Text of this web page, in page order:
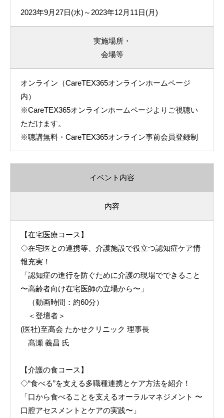
2023年9月27日(水)～2023年12月11日(月)
実施場所・
会場等
オンライン（CareTEX365オンラインホームページ
内）
※CareTEX365オンラインホームページよりご視聴い
ただけます。
※聴講無料・CareTEX365オンライン事前会員登録制
イベント内容
内容
【在宅医療コース】
◇在宅医との連携等、介護施設で役立つ認知症ケア情
報充実！
「認知症の進行を防ぐために介護の現場でできること
〜高齢者向け在宅医師の立場から〜」
（動画時間：約60分）
＜登壇者＞
(医社)至髙会 たかせクリニック 理事長
髙瀬 義昌 氏
【介護の食コース】
◇“食べる”を支える多職種連携とケア方法を紹介！
「口から食べることを支えるオーラルマネジメント 〜
口腔アセスメントとケアの実践〜」